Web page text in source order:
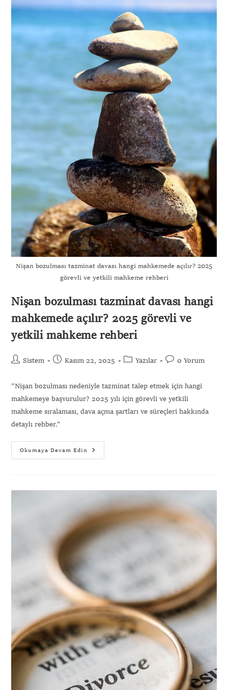
Nişan bozulması tazminat davası hangi mahkemede açılır? 2025
görevli ve yetkili mahkeme rehberi
Nişan bozulması tazminat davası hangi
mahkemede açılır? 2025 görevli ve
yetkili mahkeme rehberi
Sistem Kasım 22, 2025 Yazılar 0 Yorum
"Nişan bozulması nedeniyle tazminat talep etmek için hangi
mahkemeye başvurulur? 2025 yılı için görevli ve yetkili
mahkeme sıralaması, dava açma şartları ve süreçleri hakkında
detaylı rehber."
Okumaya Devam Edin